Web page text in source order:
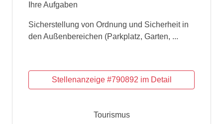
Ihre Aufgaben
Sicherstellung von Ordnung und Sicherheit in
den Außenbereichen (Parkplatz, Garten, ...
Tourismus